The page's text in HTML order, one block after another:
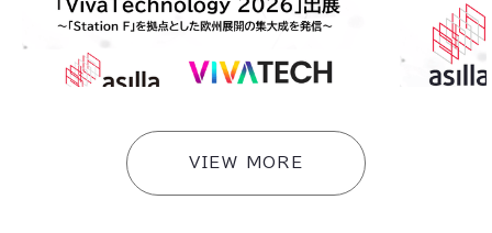
ology 2026」に出展〜東京都「Viva Tech 20
26出展プログラム」採択企業として「Station F」
を拠点とした欧州展開の集大成を発信〜
イベント
に登壇 〜
た共同開発
イベント
VIEW MORE